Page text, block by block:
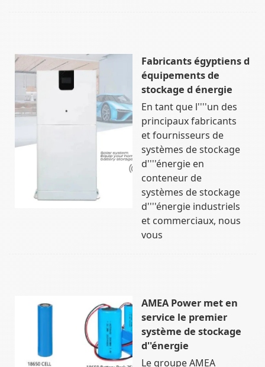
Fabricants égyptiens d
équipements de
stockage d énergie
En tant que l''''un des
principaux fabricants
et fournisseurs de
systèmes de stockage
d''''énergie en
conteneur de
systèmes de stockage
d''''énergie industriels
et commerciaux, nous
vous
AMEA Power met en
service le premier
système de stockage
d''énergie
Le groupe AMEA